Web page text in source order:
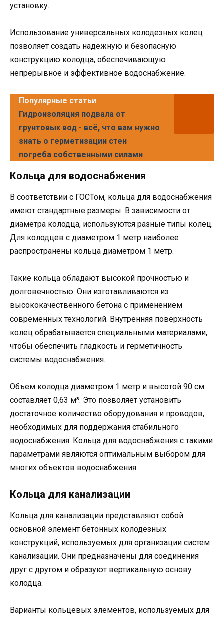
установку.
Использование универсальных колодезных колец
позволяет создать надежную и безопасную
конструкцию колодца, обеспечивающую
непрерывное и эффективное водоснабжение.
Популярные статьи
Гидроизоляция подвала от
грунтовых вод - всё, что вам нужно
знать о герметизации стен
погреба собственными силами
Кольца для водоснабжения
В соответствии с ГОСТом, кольца для водоснабжения
имеют стандартные размеры. В зависимости от
диаметра колодца, используются разные типы колец.
Для колодцев с диаметром 1 метр наиболее
распространены кольца диаметром 1 метр.
Такие кольца обладают высокой прочностью и
долговечностью. Они изготавливаются из
высококачественного бетона с применением
современных технологий. Внутренняя поверхность
колец обрабатывается специальными материалами,
чтобы обеспечить гладкость и герметичность
системы водоснабжения.
Объем колодца диаметром 1 метр и высотой 90 см
составляет 0,63 м³. Это позволяет установить
достаточное количество оборудования и проводов,
необходимых для поддержания стабильного
водоснабжения. Кольца для водоснабжения с такими
параметрами являются оптимальным выбором для
многих объектов водоснабжения.
Кольца для канализации
Кольца для канализации представляют собой
основной элемент бетонных колодезных
конструкций, используемых для организации систем
канализации. Они предназначены для соединения
друг с другом и образуют вертикальную основу
колодца.
Варианты кольцевых элементов, используемых для